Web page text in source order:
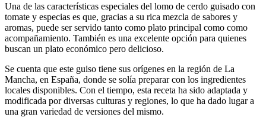
Una de las características especiales del lomo de cerdo guisado con
tomate y especias es que, gracias a su rica mezcla de sabores y
aromas, puede ser servido tanto como plato principal como como
acompañamiento. También es una excelente opción para quienes
buscan un plato económico pero delicioso.
Se cuenta que este guiso tiene sus orígenes en la región de La
Mancha, en España, donde se solía preparar con los ingredientes
locales disponibles. Con el tiempo, esta receta ha sido adaptada y
modificada por diversas culturas y regiones, lo que ha dado lugar a
una gran variedad de versiones del mismo.